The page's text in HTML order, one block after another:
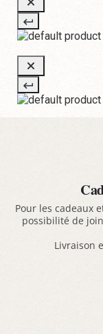
Pour les cadeaux
possibilité de
Livraison